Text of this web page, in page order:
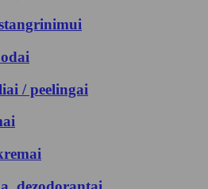
/ peelingai